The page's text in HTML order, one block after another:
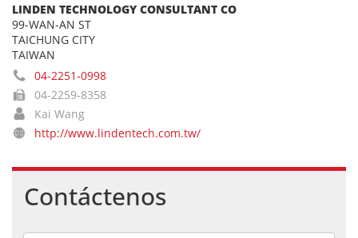
LINDEN TECHNOLOGY CONSULTANT CO
99-WAN-AN ST
TAICHUNG CITY
TAIWAN
04-2251-0998
04-2259-8358
Kai Wang
http://www.lindentech.com.tw/
Contáctenos